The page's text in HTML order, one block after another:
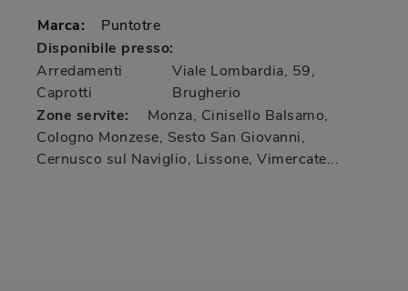
Marca:
Puntotre
Disponibile presso:
Arredamenti
Caprotti
Viale Lombardia, 59,
Brugherio
Zone servite:
Monza, Cinisello Balsamo,
Cologno Monzese, Sesto San Giovanni,
Cernusco sul Naviglio, Lissone, Vimercate...